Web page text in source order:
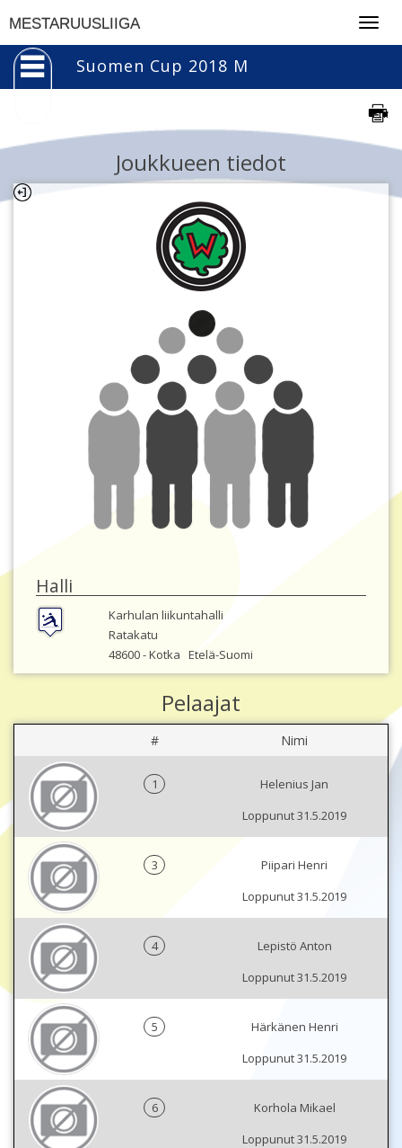
MESTARUUSLIIGA
Suomen Cup 2018 M
Joukkueen tiedot
Halli
Karhulan liikuntahalli
Ratakatu
48600 -Kotka Etelä-Suomi
Pelaajat
# Nimi
1
Helenius Jan
Loppunut 31.5.2019
3
Piipari Henri
Loppunut 31.5.2019
4
Lepistö Anton
Loppunut 31.5.2019
5
Härkänen Henri
Loppunut 31.5.2019
6
Korhola Mikael
Loppunut 31.5.2019